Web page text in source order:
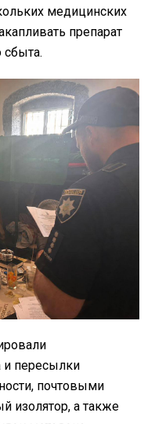
медицинских
препарат
сбыта.
и пересылки
почтовыми
изолятор, а также